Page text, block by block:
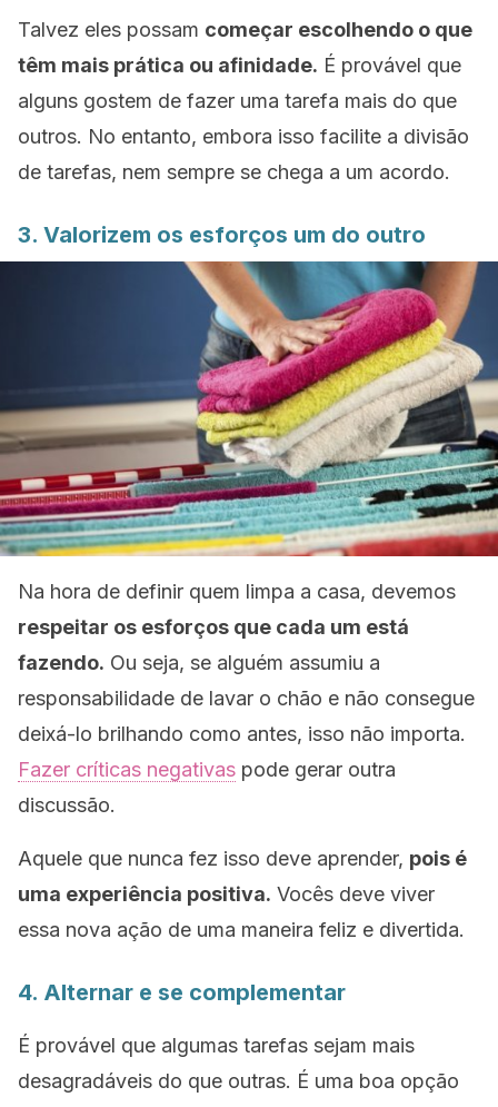
Talvez eles possam começar escolhendo o que
têm mais prática ou afinidade. É provável que
alguns gostem de fazer uma tarefa mais do que
outros. No entanto, embora isso facilite a divisão
de tarefas, nem sempre se chega a um acordo.
3. Valorizem os esforços um do outro
Na hora de definir quem limpa a casa, devemos
respeitar os esforços que cada um está
fazendo. Ou seja, se alguém assumiu a
responsabilidade de lavar o chão e não consegue
deixá-lo brilhando como antes, isso não importa.
Fazer críticas negativas pode gerar outra
discussão.
Aquele que nunca fez isso deve aprender, pois é
uma experiência positiva. Vocês deve viver
essa nova ação de uma maneira feliz e divertida.
4. Alternar e se complementar
É provável que algumas tarefas sejam mais
desagradáveis ​​do que outras. É uma boa opção